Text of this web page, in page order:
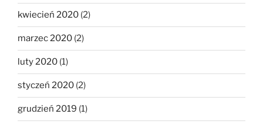
kwiecień 2020 (2)
marzec 2020 (2)
luty 2020 (1)
styczeń 2020 (2)
grudzień 2019 (1)